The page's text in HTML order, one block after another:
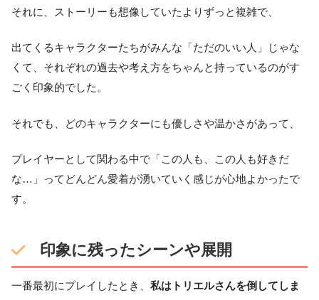
それに、ストーリーも想像していたよりずっと複雑で、
出てくるキャラクターたちがみんな「ただのいい人」じゃな
くて、それぞれの過去や考え方をちゃんと持っているのがす
ごく印象的でした。
それでも、どのキャラクターにも優しさや温かさがあって、
プレイヤーとして関わる中で「この人も、この人も好きだ
な…」ってどんどん愛着が湧いていく感じが心地よかったで
す。
印象に残ったシーンや展開
一番最初にプレイしたとき、 私はトリエルさんを倒してしま